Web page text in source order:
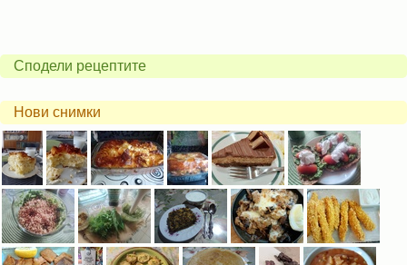
Сподели рецептите
Нови снимки